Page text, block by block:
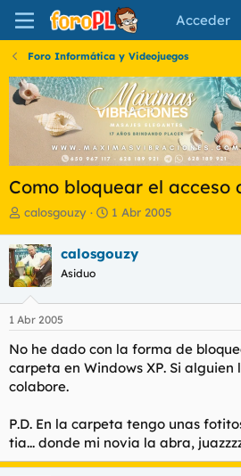
Acceder
Foro Informática y Videojuegos
Como bloquear el acceso
I
i
c
i
a
d
o
d
e
l
e
a
calosgouzy
F
h
e
i
c
1 Abr 2005
calosgouzy
Asiduo
1 Abr 2005
No he dado con la forma de
carpeta en Windows XP. Si alguien
colabore.
P.D. En la carpeta tengo unas
tia... donde mi novia la abra,